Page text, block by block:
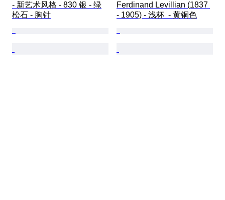
- 新艺术风格 - 830 银 - 绿
松石 - 胸针
Ferdinand Levillian (1837
- 1905) - 浅杯  - 黄铜色